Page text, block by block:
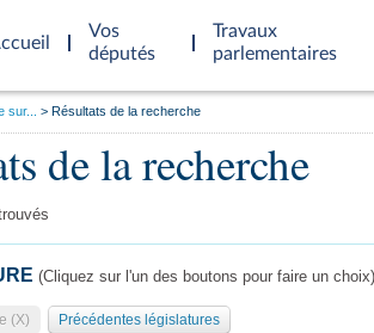
Vos
députés
Travaux
parlementaires
sur... Résultats de la recherche
de la recherche
(Cliquez sur l'un des boutons pour faire un choix)
(X) Précédentes législatures